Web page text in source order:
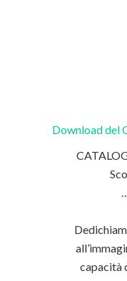
Download del
capacità